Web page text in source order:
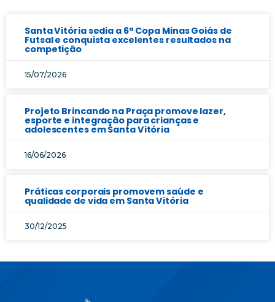
Santa Vitória sedia a 6ª Copa Minas Goiás de
Futsal e conquista excelentes resultados na
competição
15/07/2026
Projeto Brincando na Praça promove lazer,
esporte e integração para crianças e
adolescentes em Santa Vitória
16/06/2026
Práticas corporais promovem saúde e
qualidade de vida em Santa Vitória
30/12/2025